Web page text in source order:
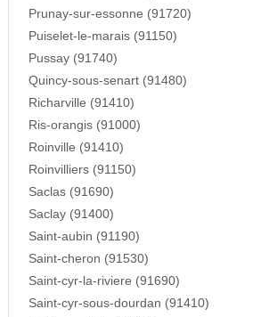
Prunay-sur-essonne (91720)
Puiselet-le-marais (91150)
Pussay (91740)
Quincy-sous-senart (91480)
Richarville (91410)
Ris-orangis (91000)
Roinville (91410)
Roinvilliers (91150)
Saclas (91690)
Saclay (91400)
Saint-aubin (91190)
Saint-cheron (91530)
Saint-cyr-la-riviere (91690)
Saint-cyr-sous-dourdan (91410)